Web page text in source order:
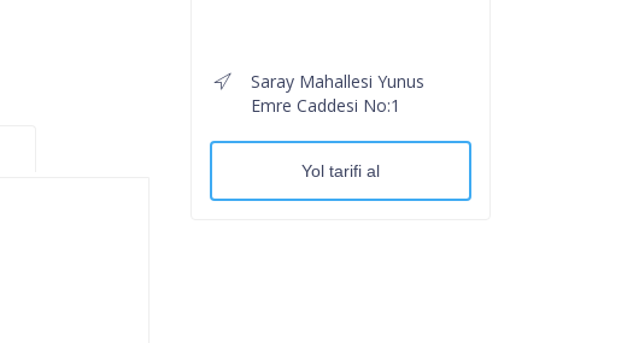
Saray Mahallesi Yunus
Emre Caddesi No:1
Yol tarifi al